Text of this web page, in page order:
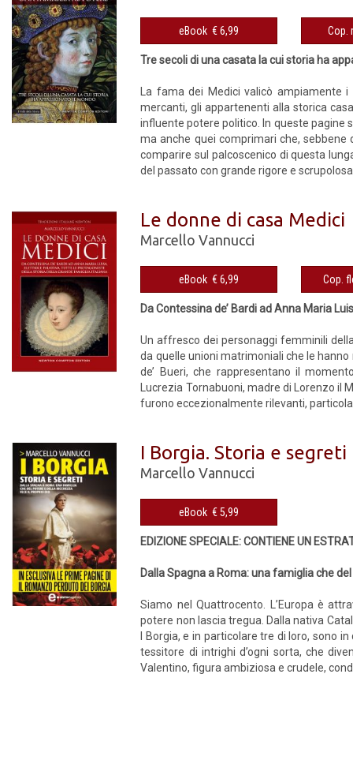
eBook € 6,99
Tre secoli di una casata la cui storia ha
La fama dei Medici valicò ampiamente
mercanti, gli appartenenti alla storica
influente potere politico. In queste pagine
ma anche quei comprimari che,
comparire sul palcoscenico di questa
del passato con grande rigore e
Le donne di casa Medici
Marcello Vannucci
eBook € 6,99
Da Contessina de’ Bardi ad Anna Maria
Un affresco dei personaggi femminili
da quelle unioni matrimoniali che le
de’ Bueri, che rappresentano il
Lucrezia Tornabuoni, madre di Lorenzo il
furono eccezionalmente rilevanti,
I Borgia. Storia e segreti
Marcello Vannucci
eBook € 5,99
EDIZIONE SPECIALE: CONTIENE UN
Dalla Spagna a Roma: una famiglia che
Siamo nel Quattrocento. L’Europa è
potere non lascia tregua. Dalla nativa
I Borgia, e in particolare tre di loro, sono
tessitore di intrighi d’ogni sorta, che
Valentino, figura ambiziosa e crudele,